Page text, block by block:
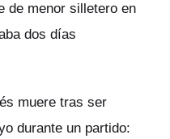
de menor silletero en
dos días
muere tras ser
durante un partido: